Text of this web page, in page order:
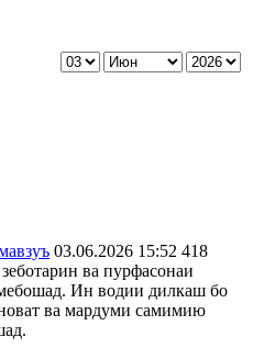
03.06.2026 15:52 418
ва пурфасонаи
Ин водии дилкаш бо
ва мардуми самимию